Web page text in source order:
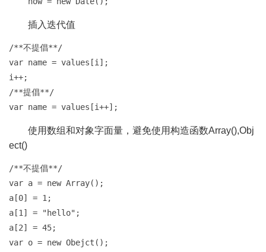
插入迭代值
/**不提倡**/
var name = values[i];
i++;
/**提倡**/
var name = values[i++];
使用数组和对象字面量，避免使用构造函数Array(),Obj
ect()
/**不提倡**/
var a = new Array();
a[0] = 1;
a[1] = "hello";
a[2] = 45;
var o = new Obejct();